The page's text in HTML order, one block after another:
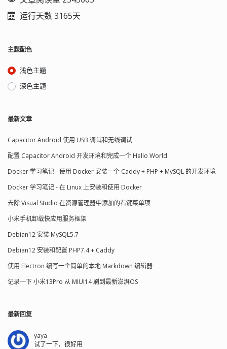
运行天数 3165天
主题配色
浅色主题
深色主题
最新文章
Capacitor Android 使用 USB 调试和无线调试
配置 Capacitor Android 开发环境和完成一个 Hello World
Docker 学习笔记 - 使用 Docker 安装一个 Caddy + PHP + MySQL 的开发环境
Docker 学习笔记 - 在 Linux 上安装和使用 Docker
去除 Visual Studio 在资源管理器中添加的右键菜单项
小米手机卸载快应用服务框架
Debian12 安装 MySQL5.7
Debian12 安装和配置 PHP7.4 + Caddy
使用 Electron 编写一个简单的本地 Markdown 编辑器
记录一下 小米13Pro 从 MIUI14 刷到最新澎湃OS
最新回复
yaya
试了一下，很好用